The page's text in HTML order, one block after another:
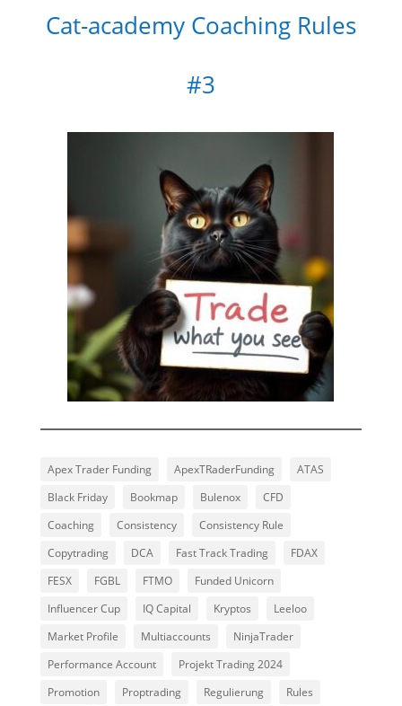
Cat-academy Coaching Rules
#3
Apex Trader Funding ApexTRaderFunding
ATAS
Black Friday
Bookmap Bulenox
CFD
Coaching
Consistency
Consistency Rule
Copytrading
DCA Fast Track Trading
FDAX
FESX
FGBL FTMO
Funded Unicorn
Influencer Cup
IQ Capital Kryptos
Leeloo
Market Profile
Multiaccounts
NinjaTrader
Performance Account
Projekt Trading 2024
Promotion
Proptrading Regulierung
Rules